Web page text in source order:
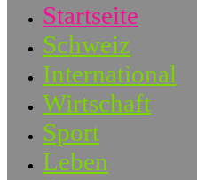
Startseite
Schweiz
International
Wirtschaft
Sport
Leben